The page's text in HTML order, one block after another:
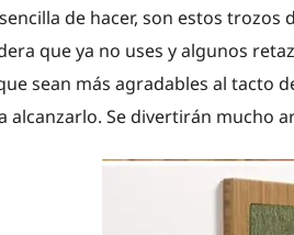
de hacer, son estos
que ya no uses y algunos
sean más agradables al tacto
alcanzarlo. Se divertirán mucho